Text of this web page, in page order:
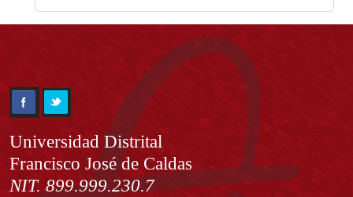
Información
Universidad Distrital
Francisco José de Caldas
NIT. 899.999.230.7